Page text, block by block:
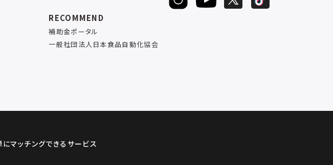
RECOMMEND
補助金ポータル
一般社団法人日本食品自動化協会
マッチングできるサービス